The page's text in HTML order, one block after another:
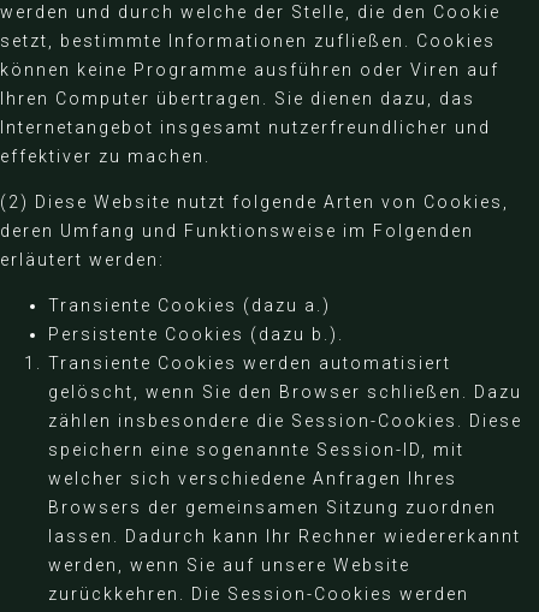
werden und durch welche der Stelle, die den Cookie
setzt, bestimmte Informationen zufließen. Cookies
können keine Programme ausführen oder Viren auf
Ihren Computer übertragen. Sie dienen dazu, das
Internetangebot insgesamt nutzerfreundlicher und
effektiver zu machen.
(2) Diese Website nutzt folgende Arten von Cookies,
deren Umfang und Funktionsweise im Folgenden
erläutert werden:
Transiente Cookies (dazu a.)
Persistente Cookies (dazu b.).
Transiente Cookies werden automatisiert
gelöscht, wenn Sie den Browser schließen. Dazu
zählen insbesondere die Session-Cookies. Diese
speichern eine sogenannte Session-ID, mit
welcher sich verschiedene Anfragen Ihres
Browsers der gemeinsamen Sitzung zuordnen
lassen. Dadurch kann Ihr Rechner wiedererkannt
werden, wenn Sie auf unsere Website
zurückkehren. Die Session-Cookies werden